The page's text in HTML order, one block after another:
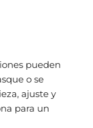
pueden
o se
ajuste y
para un